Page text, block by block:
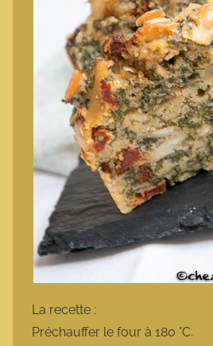
La recette :
Préchauffer le four à 180 °C.